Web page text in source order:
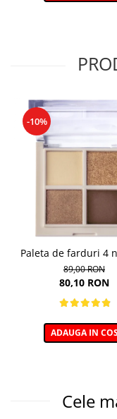
-10%
Paleta de farduri 4
Daily Vibe, nuanta
Hour 01 - 5,5g
89,00 RON
80,10 RON
ADAUGA IN
Cele